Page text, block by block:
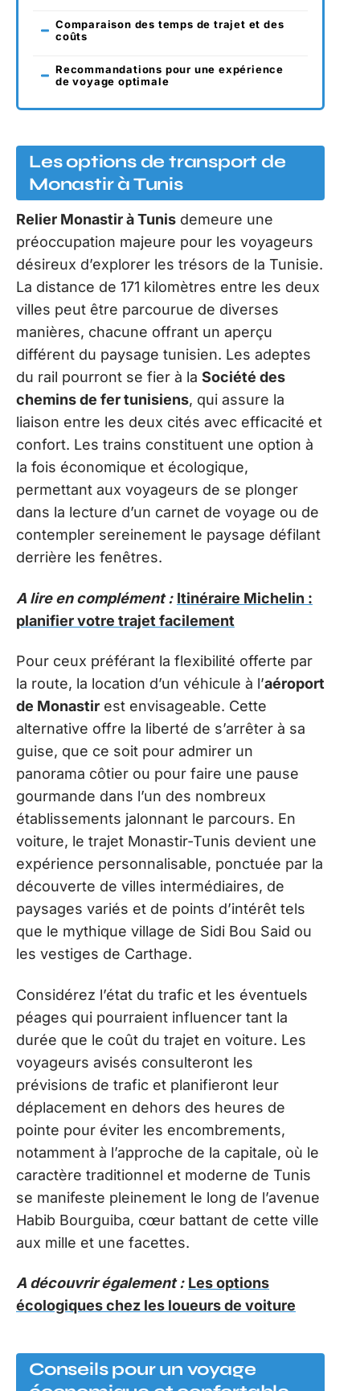
Comparaison des temps de trajet et des
coûts
Recommandations pour une expérience
de voyage optimale
Les options de transport de
Monastir à Tunis
Relier Monastir à Tunis demeure une
préoccupation majeure pour les voyageurs
désireux d’explorer les trésors de la Tunisie.
La distance de 171 kilomètres entre les deux
villes peut être parcourue de diverses
manières, chacune offrant un aperçu
différent du paysage tunisien. Les adeptes
du rail pourront se fier à la Société des
chemins de fer tunisiens, qui assure la
liaison entre les deux cités avec efficacité et
confort. Les trains constituent une option à
la fois économique et écologique,
permettant aux voyageurs de se plonger
dans la lecture d’un carnet de voyage ou de
contempler sereinement le paysage défilant
derrière les fenêtres.
A lire en complément : Itinéraire Michelin :
planifier votre trajet facilement
Pour ceux préférant la flexibilité offerte par
la route, la location d’un véhicule à l’aéroport
de Monastir est envisageable. Cette
alternative offre la liberté de s’arrêter à sa
guise, que ce soit pour admirer un
panorama côtier ou pour faire une pause
gourmande dans l’un des nombreux
établissements jalonnant le parcours. En
voiture, le trajet Monastir-Tunis devient une
expérience personnalisable, ponctuée par la
découverte de villes intermédiaires, de
paysages variés et de points d’intérêt tels
que le mythique village de Sidi Bou Said ou
les vestiges de Carthage.
Considérez l’état du trafic et les éventuels
péages qui pourraient influencer tant la
durée que le coût du trajet en voiture. Les
voyageurs avisés consulteront les
prévisions de trafic et planifieront leur
déplacement en dehors des heures de
pointe pour éviter les encombrements,
notamment à l’approche de la capitale, où le
caractère traditionnel et moderne de Tunis
se manifeste pleinement le long de l’avenue
Habib Bourguiba, cœur battant de cette ville
aux mille et une facettes.
A découvrir également : Les options
écologiques chez les loueurs de voiture
Conseils pour un voyage